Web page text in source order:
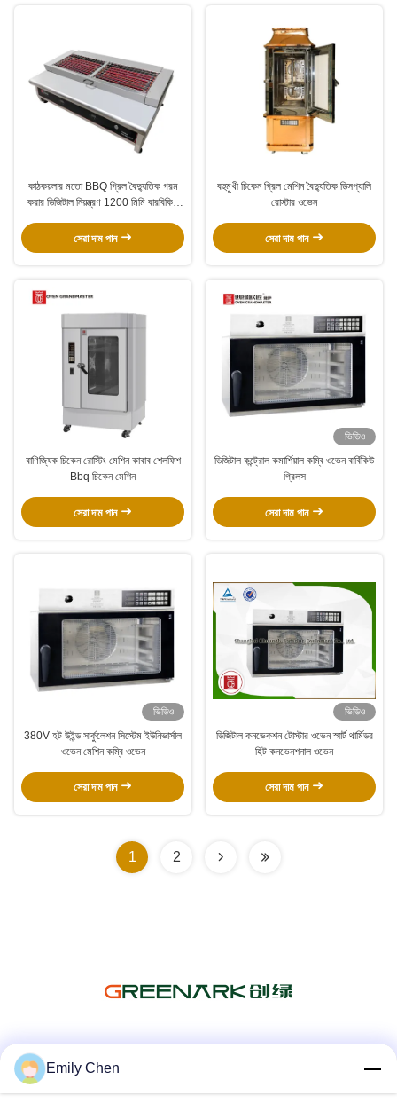
কাঠকয়লার মতো BBQ গ্রিল বৈদ্যুতিক গরম
করার ডিজিটাল নিয়ন্ত্রণ 1200 মিমি বারবিকিউ
সেরা দাম পান
বহুমুখী চিকেন গ্রিল মেশিন বৈদ্যুতিক ডিসপ্যালি
রোস্টার ওভেন
সেরা দাম পান
বাণিজ্যিক চিকেন রোস্টিং মেশিন কাবাব শেলফিশ
Bbq চিকেন মেশিন
সেরা দাম পান
ভিডিও
ডিজিটাল কন্ট্রোল কমার্শিয়াল কম্বি ওভেন বার্বিকিউ
গ্রিলস
সেরা দাম পান
ভিডিও
380V হট উইন্ড সার্কুলেশন সিস্টেম ইউনিভার্সাল
ওভেন মেশিন কম্বি ওভেন
সেরা দাম পান
ভিডিও
ডিজিটাল কনভেকশন টোস্টার ওভেন স্মার্ট থার্মিডর
হিট কনভেনশনাল ওভেন
সেরা দাম পান
1 2
Emily Chen